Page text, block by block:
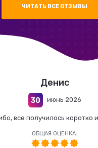
ЧИТАТЬ ВСЕ ОТЗЫВЫ
Денис
30 июнь 2026
всё получилось коротко
ОБЩАЯ ОЦЕНКА: